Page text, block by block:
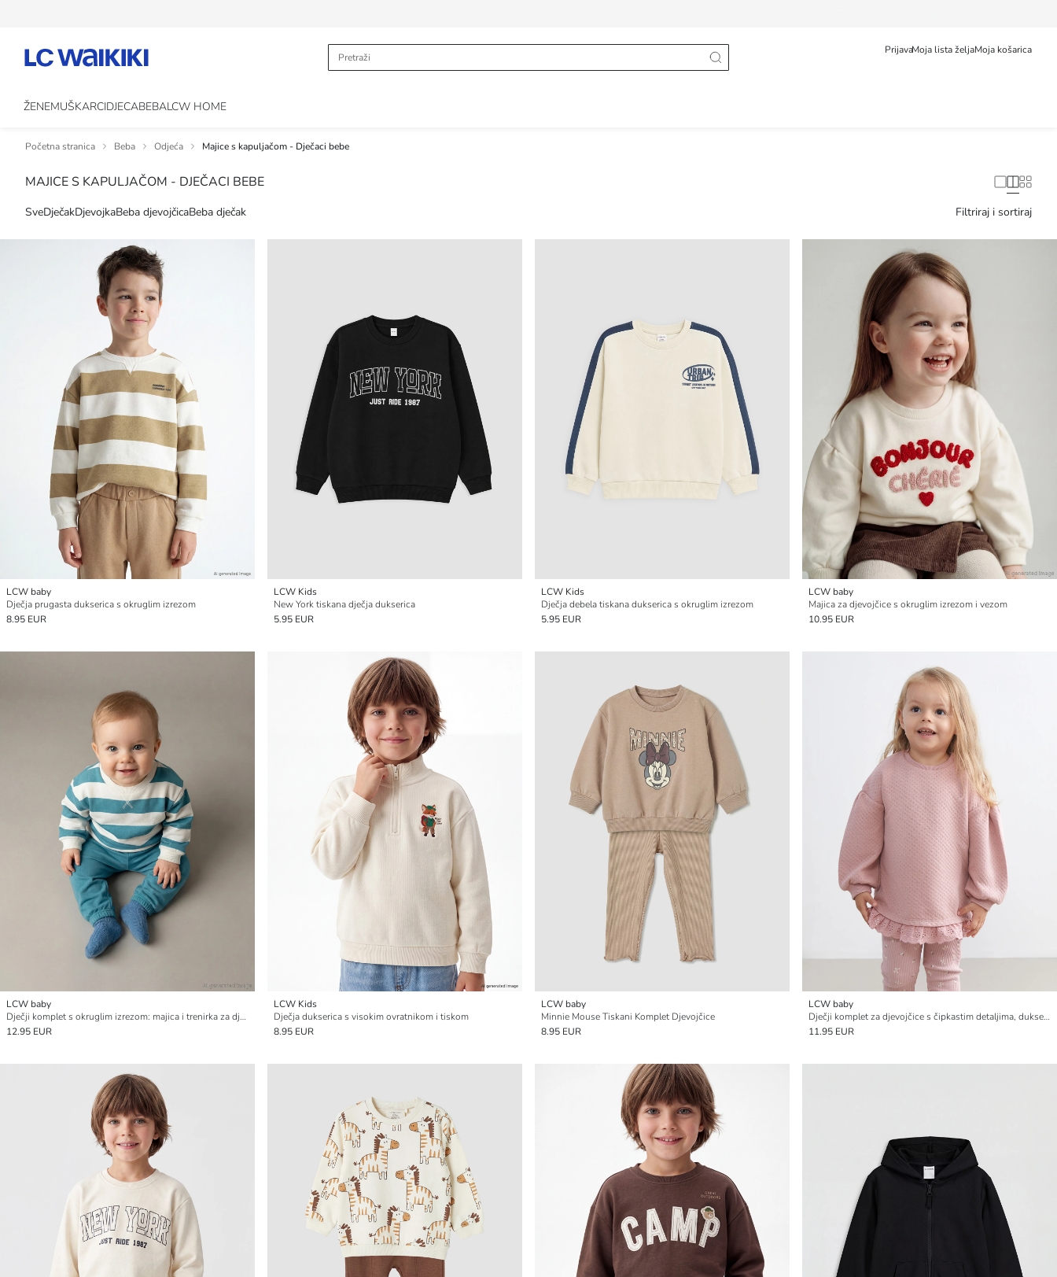
PrijavaMoja lista željaMoja košarica
ŽENEMUŠKARCIDJECABEBALCW HOME
Početna stranica Beba Odjeća Majice s kapuljačom - Dječaci bebe
MAJICE S KAPULJAČOM - DJEČACI BEBE
SveDječakDjevojkaBeba djevojčicaBeba dječak Filtriraj i sortiraj
LCW baby
Dječja prugasta dukserica s okruglim izrezom
8.95 EUR
LCW Kids
New York tiskana dječja dukserica
5.95 EUR
LCW Kids
Dječja debela tiskana dukserica s okruglim izrezom
5.95 EUR
LCW baby
Majica za djevojčice s okruglim izrezom i vezom
10.95 EUR
LCW baby
Dječji komplet s okruglim izrezom: majica i trenirka za dječake
12.95 EUR
LCW Kids
Dječja dukserica s visokim ovratnikom i tiskom
8.95 EUR
LCW baby
Minnie Mouse Tiskani Komplet Djevojčice
8.95 EUR
LCW baby
Dječji komplet za djevojčice s čipkastim detaljima, dukserica i tajice
11.95 EUR